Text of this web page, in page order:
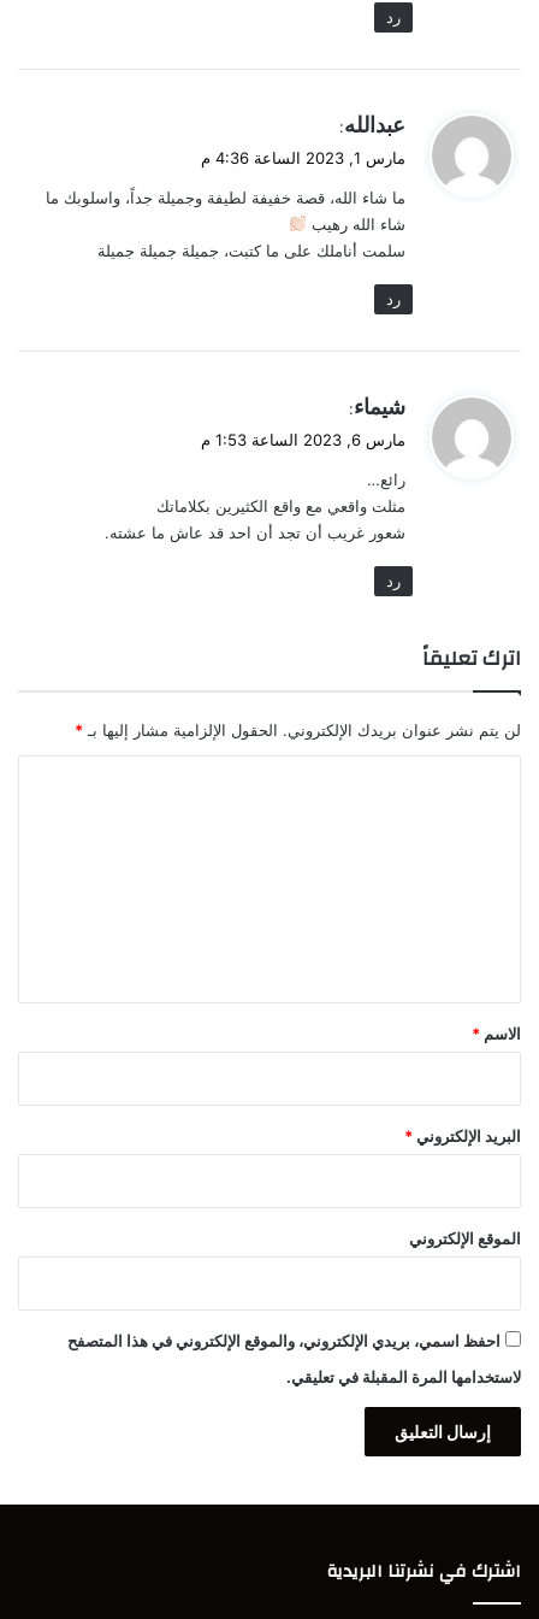
رد
ي
ل
عبدالله:
مارس 1, 2023 الساعة 4:36 م
ما شاء الله، قصة خفيفة لطيفة وجميلة جداً، واسلوبك ما
شاء الله رهيب
سلمت أناملك على ما كتبت، جميلة جميلة جميلة
رد
ي
ل
شيماء:
مارس 6, 2023 الساعة 1:53 م
رائع…
مثلت واقعي مع واقع الكثيرين بكلاماتك
شعور غريب أن تجد أن احد قد عاش ما عشته.
رد
اترك تعليقاً
لن يتم نشر عنوان بريدك الإلكتروني. الحقول الإلزامية مشار إليها بـ *
*
الاسم *
البريد الإلكتروني *
الموقع الإلكتروني
احفظ اسمي، بريدي الإلكتروني، والموقع الإلكتروني في هذا المتصفح
لاستخدامها المرة المقبلة في تعليقي.
اشترك في نشرتنا البريدية